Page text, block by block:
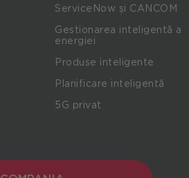
ServiceNow și CANCOM
Gestionarea inteligentă a
energiei
Produse inteligente
Planificare inteligentă
5G privat